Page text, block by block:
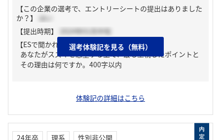
【この企業の選考で、エントリーシートの提出はありました
か？】
はい
【提出時期】
2024年01月中旬
【ESで聞かれた質問】
あなたがスズキを志望する上で、最も重視したポイントと
その理由は何ですか。400字以内
体験記の詳細はこちら
選考体験記を見る（無料）
24年卒 理系
性別非公開